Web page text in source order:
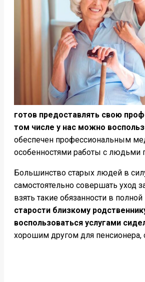
готов предоставлять свою
том числе у нас можно
обеспечен профессиональным
особенностями работы с людьми
Большинство старых людей в
самостоятельно совершать уход
взять такие обязанности в
старости близкому
воспользоваться услугами
хорошим другом для